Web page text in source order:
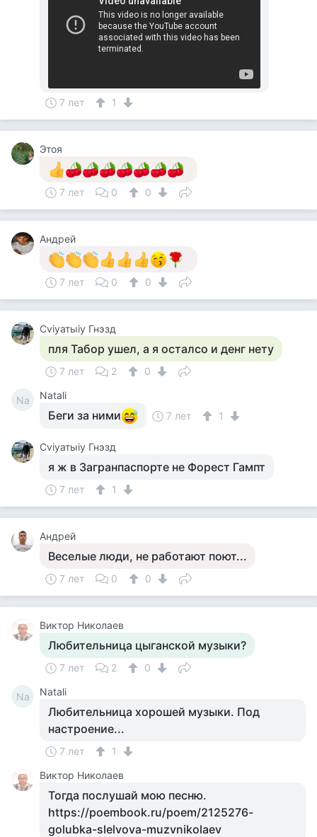
7 лет 1
Этоя
7 лет 0 0
Андрей
7 лет 0 0
Cviyатыiy Гнэзд
пля Табор ушел, а я осталсо и денг нету
7 лет 2 0
Na Natali
Беги за ними 7 лет 1
Cviyатыiy Гнэзд
я ж в Загранпаспорте не Форест Гампт
7 лет 1
Андрей
Веселые люди, не работают поют...
7 лет 0 0
Виктор Николаев
Любительница цыганской музыки?
7 лет 2 0
Na Natali
Любительница хорошей музыки. Под
настроение...
7 лет
1
Виктор Николаев
Тогда послушай мою песню.
https://poembook.ru/poem/2125276-
golubka-slelvova-muzvnikolaev